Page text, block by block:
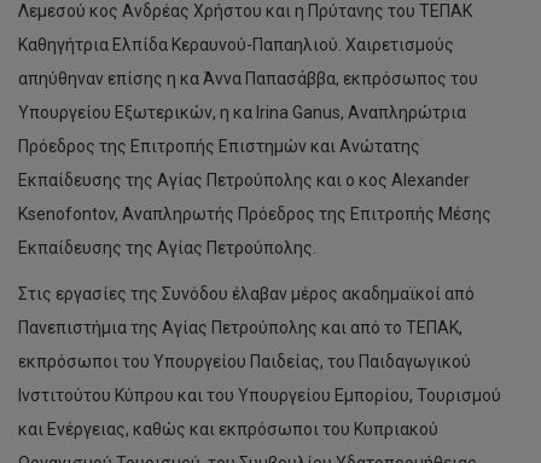
Λεμεσού κος Ανδρέας Χρήστου και η Πρύτανης του ΤΕΠΑΚ
Καθηγήτρια Ελπίδα Κεραυνού-Παπαηλιού. Χαιρετισμούς
απηύθηναν επίσης η κα Άννα Παπασάββα, εκπρόσωπος του
Υπουργείου Εξωτερικών, η κα Irina Ganus, Αναπληρώτρια
Πρόεδρος της Επιτροπής Επιστημών και Ανώτατης
Εκπαίδευσης της Αγίας Πετρούπολης και ο κος Alexander
Ksenofontov, Αναπληρωτής Πρόεδρος της Επιτροπής Μέσης
Εκπαίδευσης της Αγίας Πετρούπολης.
Στις εργασίες της Συνόδου έλαβαν μέρος ακαδημαϊκοί από
Πανεπιστήμια της Αγίας Πετρούπολης και από το ΤΕΠΑΚ,
εκπρόσωποι του Υπουργείου Παιδείας, του Παιδαγωγικού
Ινστιτούτου Κύπρου και του Υπουργείου Εμπορίου, Τουρισμού
και Ενέργειας, καθώς και εκπρόσωποι του Κυπριακού